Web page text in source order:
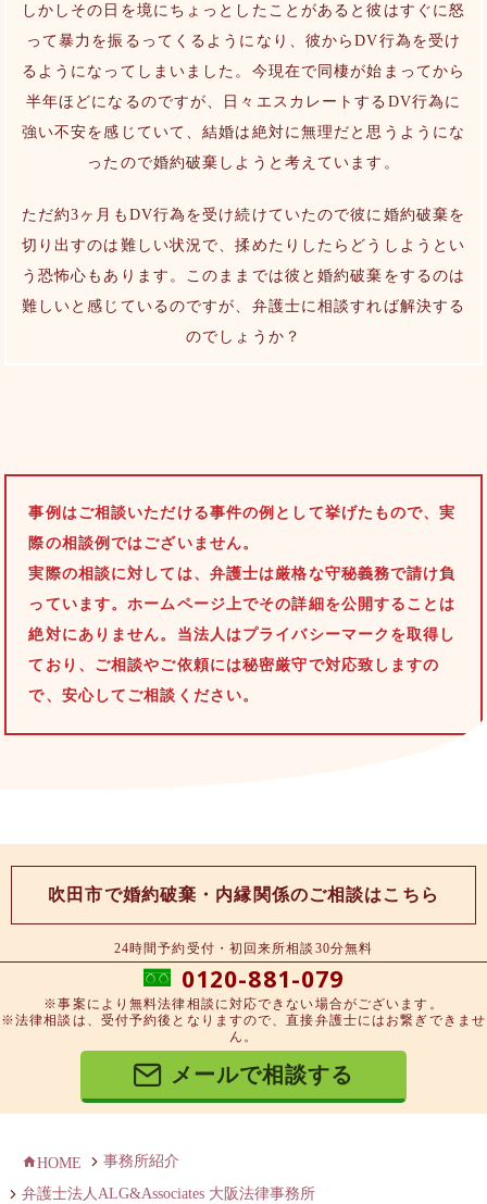
しかしその日を境にちょっとしたことがあると彼はすぐに怒
って暴力を振るってくるようになり、彼からDV行為を受け
るようになってしまいました。今現在で同棲が始まってから
半年ほどになるのですが、日々エスカレートするDV行為に
強い不安を感じていて、結婚は絶対に無理だと思うようにな
ったので婚約破棄しようと考えています。
ただ約3ヶ月もDV行為を受け続けていたので彼に婚約破棄を
切り出すのは難しい状況で、揉めたりしたらどうしようとい
う恐怖心もあります。このままでは彼と婚約破棄をするのは
難しいと感じているのですが、弁護士に相談すれば解決する
のでしょうか？
事例はご相談いただける事件の例として挙げたもので、実
際の相談例ではございません。
実際の相談に対しては、弁護士は厳格な守秘義務で請け負
っています。ホームページ上でその詳細を公開することは
絶対にありません。当法人はプライバシーマークを取得し
ており、ご相談やご依頼には秘密厳守で対応致しますの
で、安心してご相談ください。
吹田市で婚約破棄・内縁関係のご相談はこちら
24時間予約受付・初回来所相談30分無料
0120-881-079
※事案により無料法律相談に対応できない場合がございます。
※法律相談は、受付予約後となりますので、直接弁護士にはお繋ぎできませ
ん。
メールで相談する
HOME
事務所紹介
弁護士法人ALG&Associates 大阪法律事務所